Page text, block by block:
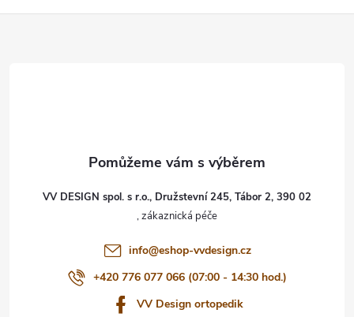
VV DESIGN spol. s r.o., Družstevní 245, Tábor 2, 390 02
info@eshop-vvdesign.cz
+420 776 077 066 (07:00 - 14:30 hod.)
VV Design ortopedik